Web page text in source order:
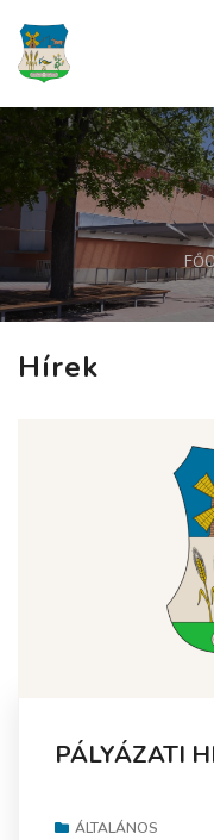
Hírek
PÁLYÁZATI
ÁLTALÁNOS